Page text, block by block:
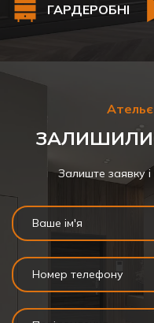
ГАРДЕРОБНІ
Залиште заявку